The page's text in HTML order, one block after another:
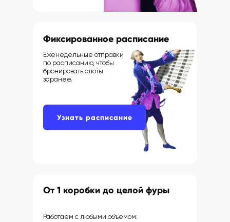
От 1 коробки до целой фуры
Работаем с любыми объемом:
Узнать расписание
Фиксированное расписание
Еженедельные отправки
по расписанию, чтобы
бронировать слоты
заранее.